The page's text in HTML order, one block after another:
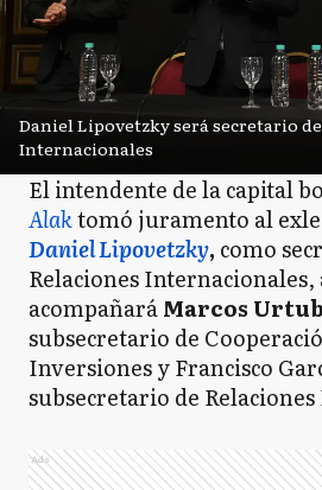
Daniel Lipovetzky será secretario
Internacionales
El intendente de la capital
Alaktomó juramento al
Daniel Lipovetzky, como
Relaciones Internacionales,
acompañaráMarcos
subsecretario de
Inversiones y Francisco
subsecretario de
Ads